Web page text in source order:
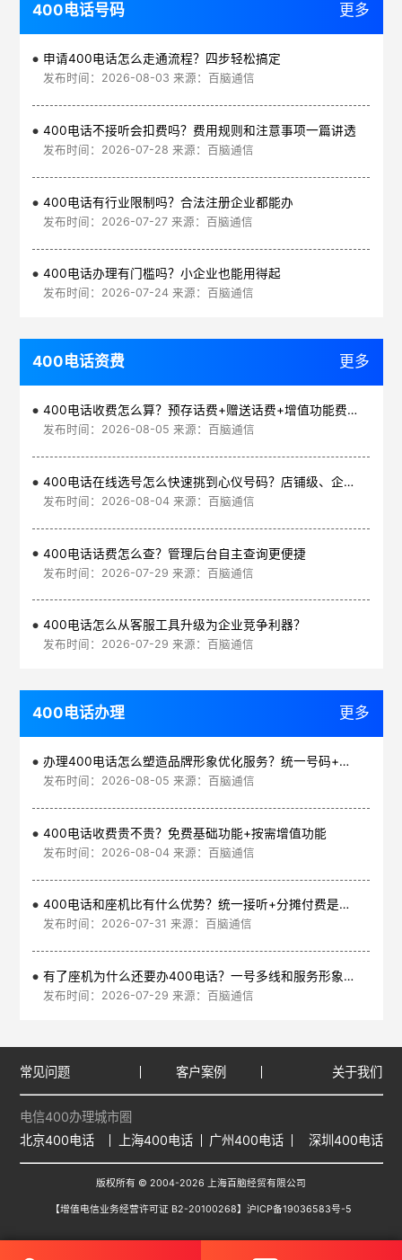
400电话号码 更多
申请400电话怎么走通流程？四步轻松搞定
发布时间：2026-08-03 来源：百脑通信
400电话不接听会扣费吗？费用规则和注意事项一篇讲透
发布时间：2026-07-28 来源：百脑通信
400电话有行业限制吗？合法注册企业都能办
发布时间：2026-07-27 来源：百脑通信
400电话办理有门槛吗？小企业也能用得起
发布时间：2026-07-24 来源：百脑通信
400电话资费 更多
400电话收费怎么算？预存话费+赠送话费+增值功能费透明实惠
发布时间：2026-08-05 来源：百脑通信
400电话在线选号怎么快速挑到心仪号码？店铺级、企业级、集团级一次看清
发布时间：2026-08-04 来源：百脑通信
400电话话费怎么查？管理后台自主查询更便捷
发布时间：2026-07-29 来源：百脑通信
400电话怎么从客服工具升级为企业竞争利器？
发布时间：2026-07-29 来源：百脑通信
400电话办理 更多
办理400电话怎么塑造品牌形象优化服务？统一号码+智能管理平台
发布时间：2026-08-05 来源：百脑通信
400电话收费贵不贵？免费基础功能+按需增值功能
发布时间：2026-08-04 来源：百脑通信
400电话和座机比有什么优势？统一接听+分摊付费是核心
发布时间：2026-07-31 来源：百脑通信
有了座机为什么还要办400电话？一号多线和服务形象是核心
发布时间：2026-07-29 来源：百脑通信
常见问题 客户案例 关于我们
电信400办理城市圈
北京400电话
上海400电话 广州400电话 深圳400电话
版权所有 © 2004-2026 上海百脑经贸有限公司
【增值电信业务经营许可证 B2-20100268】 沪ICP备19036583号-5